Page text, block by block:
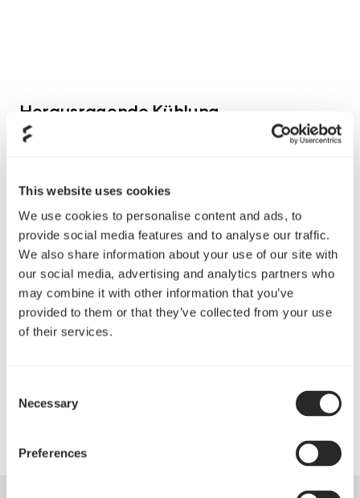
This website uses cookies
We use cookies to personalise content and ads, to
provide social media features and to analyse our traffic.
We also share information about your use of our site with
our social media, advertising and analytics partners who
may combine it with other information that you’ve
provided to them or that they’ve collected from your use
of their services.
Selection
Necessary
Preferences
Herausragende Kühlung
Herausragende Kühlung mit Platz für neun Lüfter und
sowie 240mm Radiator am Gehäuseboden
Netzteilabdeckung verbirgt Kabel für einen
aufgeräumten Innenraum
Einfach zu reinigende Staubfilter mit bequemem
Zugriff von vorne
Einsatz an der Frontseite der Netzteilabdeckung
schaffen